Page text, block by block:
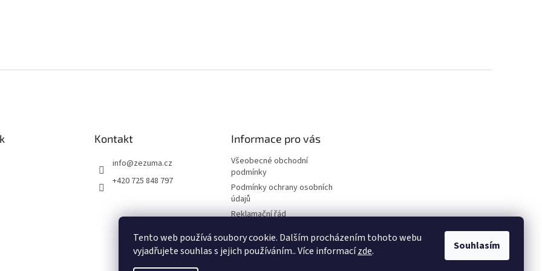
Tento web používá soubory cookie. Dalším procházením tohoto webu
vyjadřujete souhlas s jejich používáním.. Více informacízde. Souhlasím
Kontakt
info@zezuma.cz
+420 725 848 797
Informace pro vás
Všeobecné obchodní
podmínky
Podmínky ochrany osobních
údajů
Reklamační řád
kupní smlouvy
Napište nám